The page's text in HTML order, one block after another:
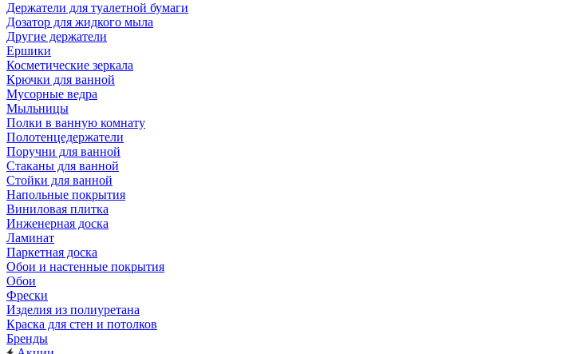
Держатели для туалетной бумаги
Дозатор для жидкого мыла
Другие держатели
Ершики
Косметические зеркала
Крючки для ванной
Мусорные ведра
Мыльницы
Полки в ванную комнату
Полотенцедержатели
Поручни для ванной
Стаканы для ванной
Стойки для ванной
Напольные покрытия
Виниловая плитка
Инженерная доска
Ламинат
Паркетная доска
Обои и настенные покрытия
Обои
Фрески
Изделия из полиуретана
Краска для стен и потолков
Бренды